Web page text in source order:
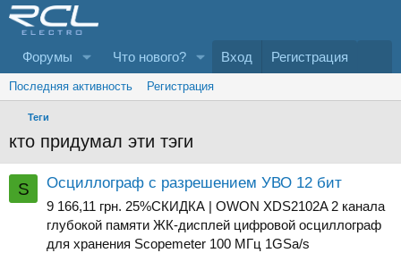
Форумы Что нового? Вход Регистрация
Последняя активность Регистрация
Теги
кто придумал эти тэги
S Осциллограф с разрешением УВО 12 бит
9 166,11 грн. 25%СКИДКА | OWON XDS2102A 2 канала
глубокой памяти ЖК-дисплей цифровой осциллограф
для хранения Scopemeter 100 МГц 1GSa/s